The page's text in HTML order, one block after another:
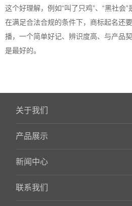
这个好理解，例如“叫了只鸡”、“黑社会”
在满足合法合规的条件下，商标起名还
播，一个简单好记、辨识度高、与产品
是最好的。
关于我们
产品展示
新闻中心
联系我们